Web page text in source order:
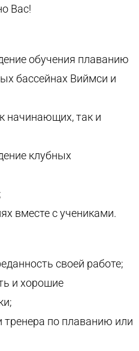
Вас!
обучения плаванию
бассейнах Виймси и
начинающих, так и
клубных
вместе с учениками.
своей работе;
и хорошие
по плаванию или